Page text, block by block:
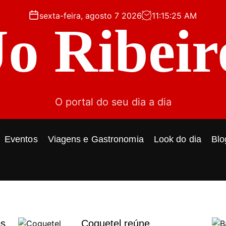
sexta-feira, agosto 7 2026 11:15:26 AM
O portal do seu dia a dia
Eventos Viagens e Gastronomia Look do dia
Coquetel reúne